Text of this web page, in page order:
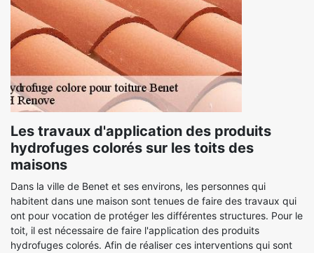
Les travaux d'application des produits
hydrofuges colorés sur les toits des
maisons
Dans la ville de Benet et ses environs, les personnes qui
habitent dans une maison sont tenues de faire des travaux qui
ont pour vocation de protéger les différentes structures. Pour le
toit, il est nécessaire de faire l'application des produits
hydrofuges colorés. Afin de réaliser ces interventions qui sont